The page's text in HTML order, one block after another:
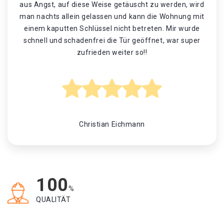
aus Angst, auf diese Weise getäuscht zu werden, wird
man nachts allein gelassen und kann die Wohnung mit
einem kaputten Schlüssel nicht betreten. Mir wurde
schnell und schadenfrei die Tür geöffnet, war super
zufrieden weiter so!!
Christian Eichmann
100%
QUALITÄT